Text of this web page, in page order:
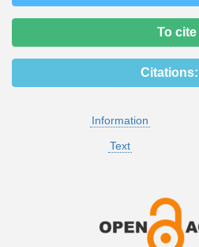
To cite
Citations:
Information
Text